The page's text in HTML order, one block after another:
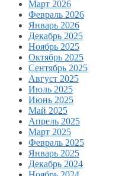
Март 2026
Февраль 2026
Январь 2026
Декабрь 2025
Ноябрь 2025
Октябрь 2025
Сентябрь 2025
Август 2025
Июль 2025
Июнь 2025
Май 2025
Апрель 2025
Март 2025
Февраль 2025
Январь 2025
Декабрь 2024